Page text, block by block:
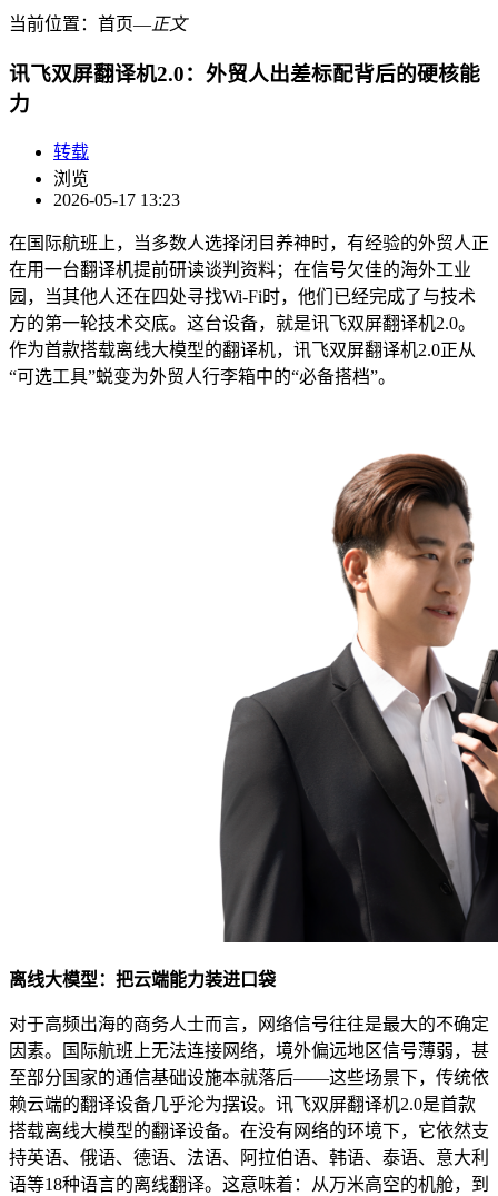
当前位置： 首页―正文
讯飞双屏翻译机2.0：外贸人出差标配背后的硬核能
力
转载
浏览
2026-05-17 13:23
在国际航班上，当多数人选择闭目养神时，有经验的外贸人正
在用一台翻译机提前研读谈判资料；在信号欠佳的海外工业
园，当其他人还在四处寻找Wi-Fi时，他们已经完成了与技术
方的第一轮技术交底。这台设备，就是讯飞双屏翻译机2.0。
作为首款搭载离线大模型的翻译机，讯飞双屏翻译机2.0正从
“可选工具”蜕变为外贸人行李箱中的“必备搭档”。
离线大模型：把云端能力装进口袋
对于高频出海的商务人士而言，网络信号往往是最大的不确定
因素。国际航班上无法连接网络，境外偏远地区信号薄弱，甚
至部分国家的通信基础设施本就落后——这些场景下，传统依
赖云端的翻译设备几乎沦为摆设。讯飞双屏翻译机2.0是首款
搭载离线大模型的翻译设备。在没有网络的环境下，它依然支
持英语、俄语、德语、法语、阿拉伯语、韩语、泰语、意大利
语等18种语言的离线翻译。这意味着：从万米高空的机舱，到